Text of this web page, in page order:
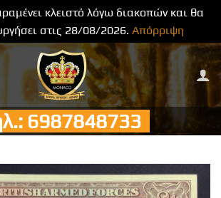
κλειστό λόγω διακοπών και θα
στις 28/08/2026. Απόρριψη
6987848733